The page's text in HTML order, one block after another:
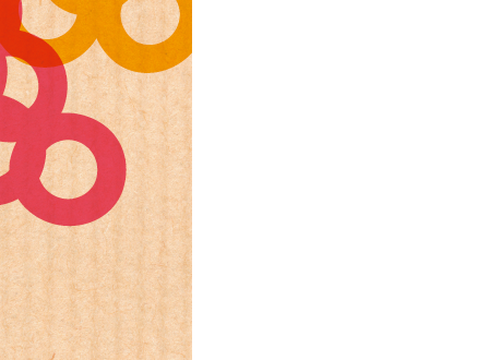
erste Säule, zweite Säule, dritte Säule,
Luzern)
AHV-Beiträge (WAS Luzern)
AHV-Altersrente (WAS Luzern)
Erwerbsunfähigkeit, Behinderte